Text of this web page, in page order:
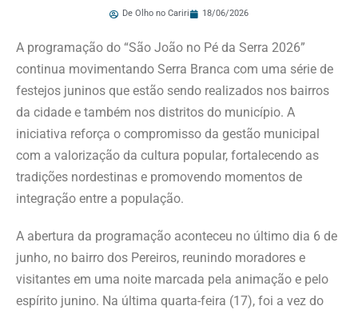
De Olho no Cariri 18/06/2026
A programação do “São João no Pé da Serra 2026”
continua movimentando Serra Branca com uma série de
festejos juninos que estão sendo realizados nos bairros
da cidade e também nos distritos do município. A
iniciativa reforça o compromisso da gestão municipal
com a valorização da cultura popular, fortalecendo as
tradições nordestinas e promovendo momentos de
integração entre a população.
A abertura da programação aconteceu no último dia 6 de
junho, no bairro dos Pereiros, reunindo moradores e
visitantes em uma noite marcada pela animação e pelo
espírito junino. Na última quarta-feira (17), foi a vez do